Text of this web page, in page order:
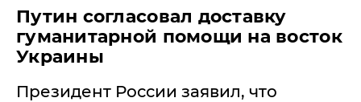
Путин согласовал доставку
гуманитарной помощи на восток
Украины
Президент России заявил, что